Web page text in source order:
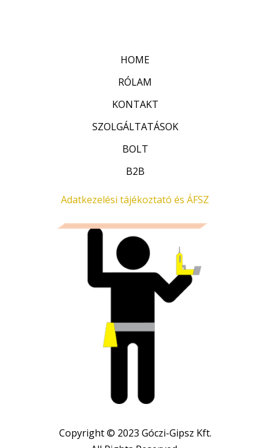
HOME
RÓLAM
KONTAKT
SZOLGÁLTATÁSOK
BOLT
B2B
Adatkezelési tájékoztató és ÁFSZ
Copyright © 2023 Góczi-Gipsz Kft.